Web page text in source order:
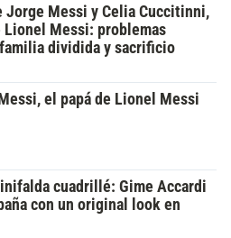
Jorge Messi y Celia Cuccitinni,
Lionel Messi: problemas
dividida y sacrificio
el papá de Lionel Messi
cuadrillé: Gime Accardi
con un original look en